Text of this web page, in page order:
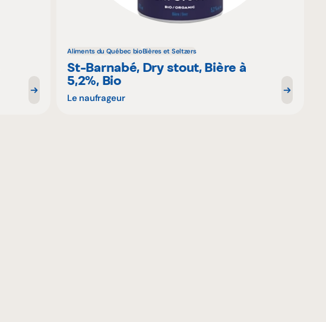
Aliments du Québec bioBières et Seltzers
St-Barnabé, Dry stout, Bière à
5,2%, Bio
Le naufrageur